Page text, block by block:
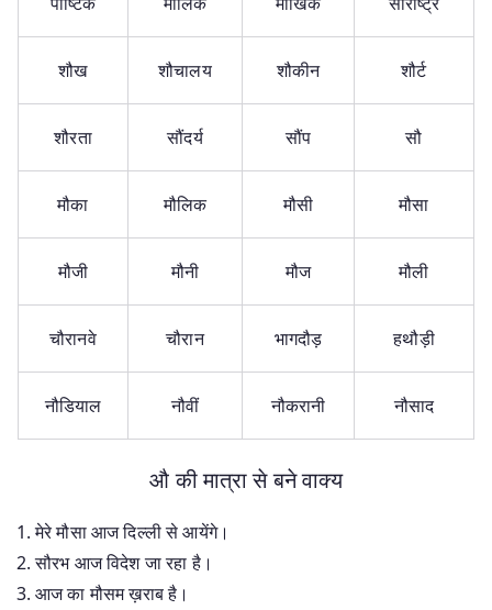
शौख शौचालय शौकीन शौर्ट
शौरता सौंदर्य सौंप सौ
मौका मौलिक मौसी मौसा
मौजी मौनी मौज मौली
चौरानवे चौरान भागदौड़ हथौड़ी
नौडियाल नौवीं नौकरानी नौसाद
औ की मात्रा से बने वाक्य
मेरे मौसा आज दिल्ली से आयेंगे।
सौरभ आज विदेश जा रहा है।
आज का मौसम ख़राब है।